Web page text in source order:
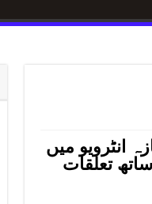
انٹرویو میں
تعلقات